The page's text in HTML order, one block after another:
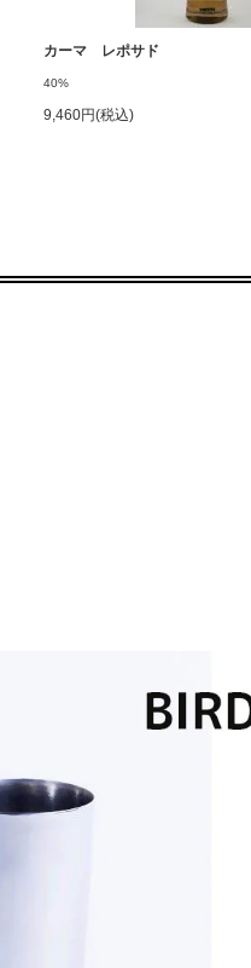
カーマ レポサド
40%
9,460円(税込)